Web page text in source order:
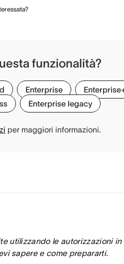
funzionalità?
Enterprise
Enterprise legacy
per maggiori informazioni.
utilizzando le autorizzazioni
sapere e come prepararti.